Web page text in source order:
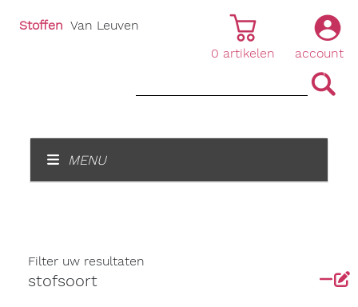
account
|
0 artikelen
Stoffen Van Leuven
MENU
Filter uw resultaten
stofsoort